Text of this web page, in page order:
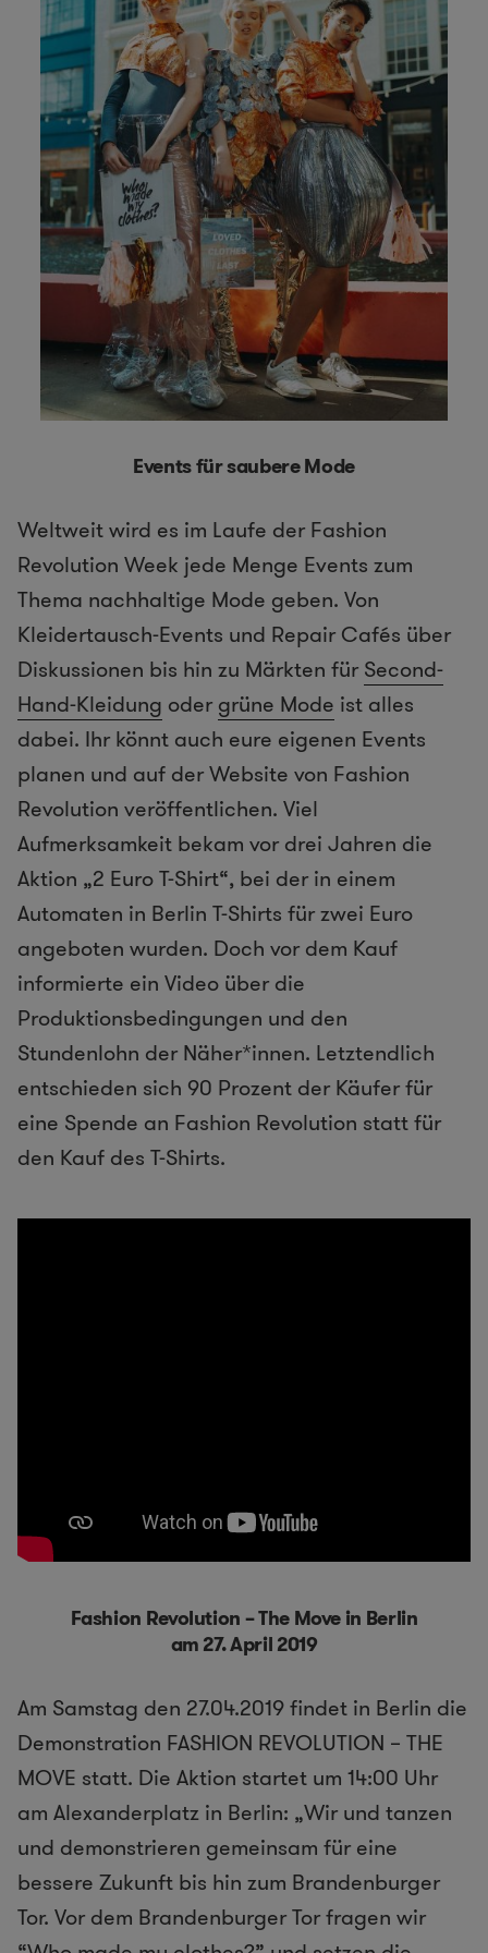
Events für saubere Mode
Weltweit wird es im Laufe der Fashion
Revolution Week jede Menge Events zum
Thema nachhaltige Mode geben. Von
Kleidertausch-Events und Repair Cafés über
Diskussionen bis hin zu Märkten für Second-
Hand-Kleidung oder grüne Mode ist alles
dabei. Ihr könnt auch eure eigenen Events
planen und auf der Website von Fashion
Revolution veröffentlichen. Viel
Aufmerksamkeit bekam vor drei Jahren die
Aktion „2 Euro T-Shirt“, bei der in einem
Automaten in Berlin T-Shirts für zwei Euro
angeboten wurden. Doch vor dem Kauf
informierte ein Video über die
Produktionsbedingungen und den
Stundenlohn der Näher*innen. Letztendlich
entschieden sich 90 Prozent der Käufer für
eine Spende an Fashion Revolution statt für
den Kauf des T-Shirts.
Fashion Revolution – The Move in Berlin
am 27. April 2019
Am Samstag den 27.04.2019 findet in Berlin die
Demonstration FASHION REVOLUTION – THE
MOVE statt. Die Aktion startet um 14:00 Uhr
am Alexanderplatz in Berlin: „Wir und tanzen
und demonstrieren gemeinsam für eine
bessere Zukunft bis hin zum Brandenburger
Tor. Vor dem Brandenburger Tor fragen wir